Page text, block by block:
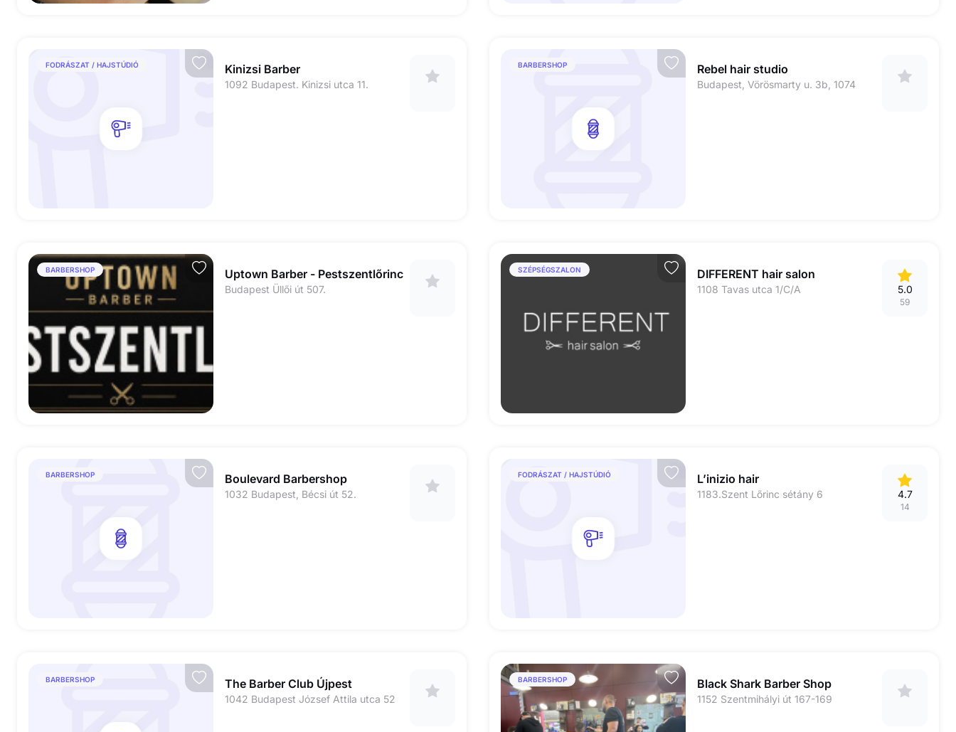
FODRÁSZAT / HAJSTÚDIÓ Kinizsi Barber
1092 Budapest. Kinizsi utca 11.
BARBERSHOP Rebel hair studio
Budapest, Vörösmarty u. 3b, 1074
BARBERSHOP Uptown Barber - Pestszentlőrinc
Budapest Üllői út 507.
SZÉPSÉGSZALON DIFFERENT hair salon
1108 Tavas utca 1/C/A 5.0
59
BARBERSHOP Boulevard Barbershop
1032 Budapest, Bécsi út 52.
FODRÁSZAT / HAJSTÚDIÓ L’inizio hair
1183.Szent Lőrinc sétány 6 4.7
14
BARBERSHOP The Barber Club Újpest
1042 Budapest József Attila utca 52
BARBERSHOP Black Shark Barber Shop
1152 Szentmihályi út 167-169